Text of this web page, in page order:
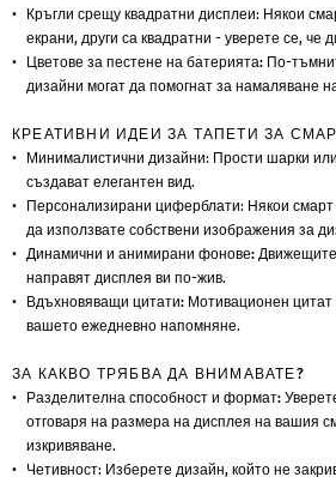
Кръгли срещу квадратни дисплеи: Някои
екрани, други са квадратни - уверете се, че
Цветове за пестене на батерията: По-
дизайни могат да помогнат за намаляване
КРЕАТИВНИ ИДЕИ ЗА ТАПЕТИ ЗА
Минималистични дизайни: Прости шарки
създават елегантен вид.
Персонализирани циферблати: Някои
да използвате собствени изображения за
Динамични и анимирани фонове: Движещите
направят дисплея ви по-жив.
Вдъхновяващи цитати: Мотивационен
вашето ежедневно напомняне.
ЗА КАКВО ТРЯБВА ДА ВНИМАВАТЕ?
Разделителна способност и формат:
отговаря на размера на дисплея на вашия
изкривяване.
Четивност: Изберете дизайн, който не